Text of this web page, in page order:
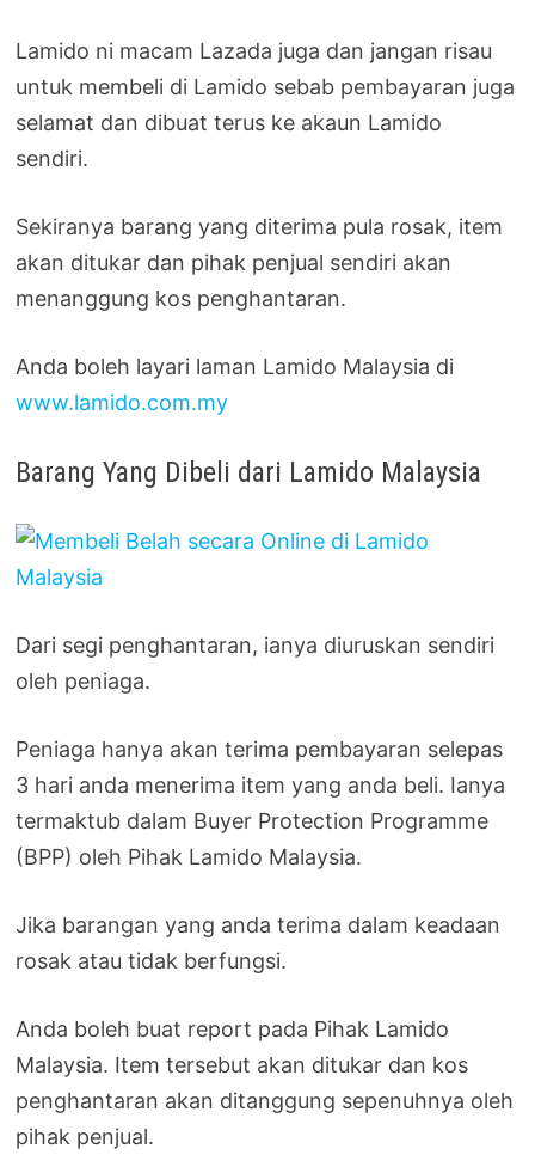
Lamido ni macam Lazada juga dan jangan risau
untuk membeli di Lamido sebab pembayaran juga
selamat dan dibuat terus ke akaun Lamido
sendiri.
Sekiranya barang yang diterima pula rosak, item
akan ditukar dan pihak penjual sendiri akan
menanggung kos penghantaran.
Anda boleh layari laman Lamido Malaysia di
www.lamido.com.my
Barang Yang Dibeli dari Lamido Malaysia
Dari segi penghantaran, ianya diuruskan sendiri
oleh peniaga.
Peniaga hanya akan terima pembayaran selepas
3 hari anda menerima item yang anda beli. Ianya
termaktub dalam Buyer Protection Programme
(BPP) oleh Pihak Lamido Malaysia.
Jika barangan yang anda terima dalam keadaan
rosak atau tidak berfungsi.
Anda boleh buat report pada Pihak Lamido
Malaysia. Item tersebut akan ditukar dan kos
penghantaran akan ditanggung sepenuhnya oleh
pihak penjual.